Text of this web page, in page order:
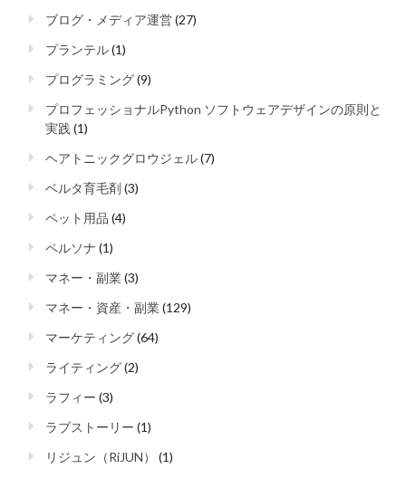
ブログ・メディア運営(27)
プランテル(1)
プログラミング(9)
プロフェッショナルPython ソフトウェアデザインの原則と
実践(1)
ヘアトニックグロウジェル(7)
ベルタ育毛剤 (3)
ペット用品 (4)
ペルソナ (1)
マネー・副業(3)
マネー・資産・副業(129)
マーケティング(64)
ライティング(2)
ラフィー (3)
ラブストーリー (1)
リジュン（RiJUN）
(1)